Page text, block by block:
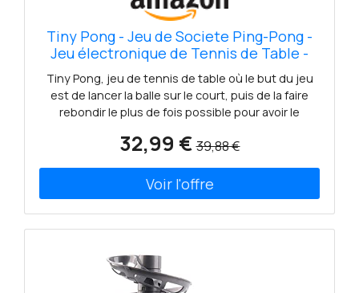
Tiny Pong - Jeu de Societe Ping-Pong -
Jeu électronique de Tennis de Table -
Version française
Tiny Pong, jeu de tennis de table où le but du jeu
est de lancer la balle sur le court, puis de la faire
rebondir le plus de fois possible pour avoir le
tombe. Version française. Principe du jeu : lancer la
en mouvement et obtenir un point à chaque
rebond. Pour augmenter la difficulté, on peut
passer du mode débutant au mode expert. Le jeu
réagit avec sons et lumières. 1 joueur ou plus.
recommandé : à partir de 8 ans. Accessoires inclus :
surface de jeu Tiny Pong, 1 poignée, 1 filet, 1 balle
32,99 € 39,88 €